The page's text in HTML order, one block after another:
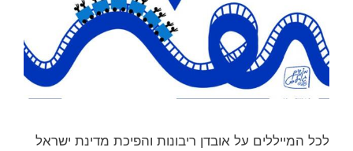
לכל המייללים על אובדן ריבונות והפיכת מדינת ישראל